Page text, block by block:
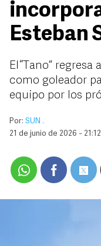
Esteban
El “Tano”
como goleador
equipo por los
Por: SUN .
21 de junio de 2026 -